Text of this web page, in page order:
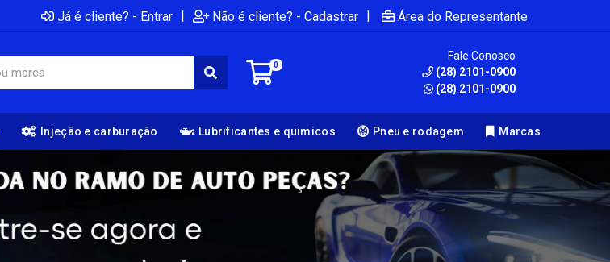
Já é cliente? - Entrar | Não é cliente? - Cadastrar | Área do Representante
0
Fale Conosco
(28) 2101-0900
(28) 2101-0900
Injeção e carburação Lubrificantes e quimicos Pneu e rodagem Marcas